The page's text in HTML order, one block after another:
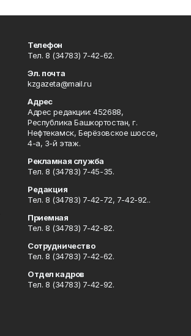
Телефон
Тел. 8 (34783) 7-42-62.
Эл. почта
kzgazeta@mail.ru
Адрес
Адрес редакции: 452688,
Республика Башкортостан, г.
Нефтекамск, Берёзовское шоссе,
4-а, 3-й этаж.
Рекламная служба
Тел. 8 (34783) 7-45-35.
Редакция
Тел. 8 (34783) 7-42-72, 7-42-92..
Приемная
Тел. 8 (34783) 7-42-82.
Сотрудничество
Тел. 8 (34783) 7-42-62.
Отдел кадров
Тел. 8 (34783) 7-42-92.